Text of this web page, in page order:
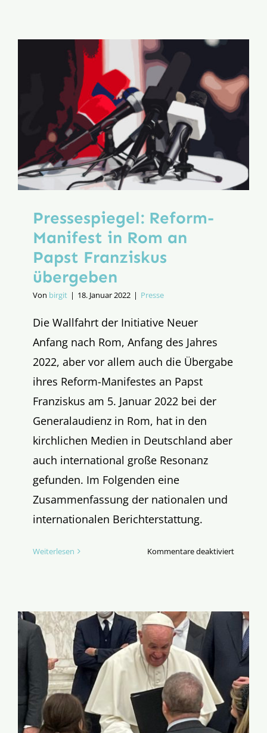
Quellen!
Pressespiegel: Reform-
Manifest in Rom an
Papst Franziskus
übergeben
Von birgit | 18. Januar 2022 | Presse
Die Wallfahrt der Initiative Neuer
Anfang nach Rom, Anfang des Jahres
2022, aber vor allem auch die Übergabe
ihres Reform-Manifestes an Papst
Franziskus am 5. Januar 2022 bei der
Generalaudienz in Rom, hat in den
kirchlichen Medien in Deutschland aber
auch international große Resonanz
gefunden. Im Folgenden eine
Zusammenfassung der nationalen und
internationalen Berichterstattung.
Weiterlesen Kommentare deaktiviertfür
Rom
an
Papst